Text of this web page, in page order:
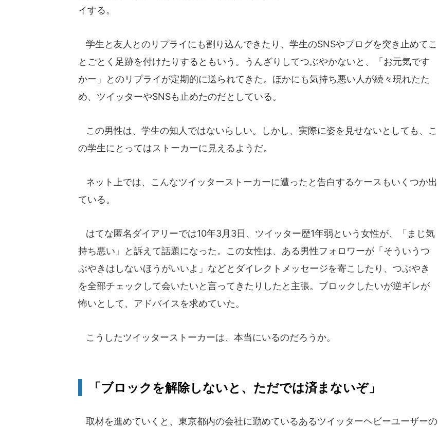
イする。
学生と友人とのリプライにも割り込んできたり、学生のSNSやブログを突き止めてこ
とごとく足跡を付けたりするともいう。うんざりしてつぶやかないと、「お元気です
かー」とのリプライが定期的に送られてきた。ほかにも気持ち悪い人が続々現れたた
め、ツイッターやSNSも止めたのだとしている。
この男性は、学生の知人ではないらしい。しかし、実際に姿を見せないとしても、こ
の学生にとってはストーカーに見えるようだ。
ネット上では、こんなツイッターストーカーに遭ったと告白するケースもいくつか出
ている。
はてな匿名ダイアリーでは10年3月3日、ツイッター歴1年弱という女性が、「まじ気
持ち悪い」と訴えて話題になった。この女性は、ある男性フォロワーが「そういうつ
ぶやきはしないほうがいいよ」などとダイレクトメッセージを寄こしたり、つぶやき
を全部チェックして会いたいと言ってきたりしたと主張。ブロックしたいが逆ギレが
怖いとして、アドバイスを求めていた。
こうしたツイッターストーカーは、本当にいるのだろうか。
「ブロックを解除しないと、ただでは済まないぞ」
取材を進めていくと、東京都内の会社に勤めているあるツイッターヘビーユーザーの